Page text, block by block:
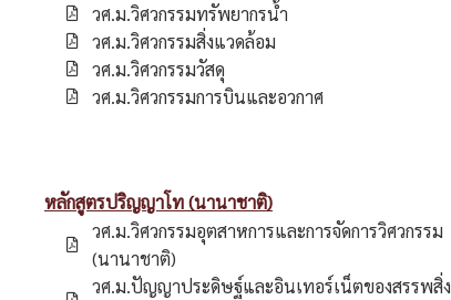
วศ.ม.วิศวกรรมทรัพยากรน้ำ
วศ.ม.วิศวกรรมสิ่งแวดล้อม
วศ.ม.วิศวกรรมวัสดุ
วศ.ม.วิศวกรรมการบินและอวกาศ
หลักสูตรปริญญาโท (นานาชาติ)
วศ.ม.วิศวกรรมอุตสาหการและการจัดการวิศวกรรม
(นานาชาติ)
วศ.ม.ปัญญาประดิษฐ์และอินเทอร์เน็ตของสรรพสิ่ง